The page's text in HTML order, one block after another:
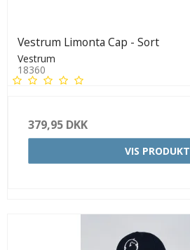
Vestrum Limonta Cap - Sort
Vestrum
18360
379,95 DKK
VIS PRODUKT